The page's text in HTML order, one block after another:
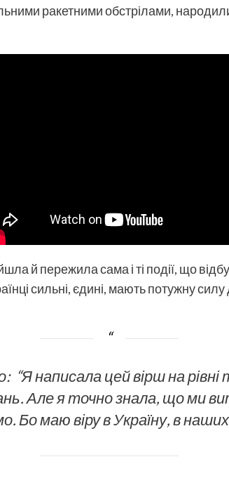
ракетними обстрілами,
й пережила сама і ті події, що
сильні, єдині, мають потужну
“Я написала цей вірш на
Але я точно знала, що ми
Бо маю віру в Україну, в наших